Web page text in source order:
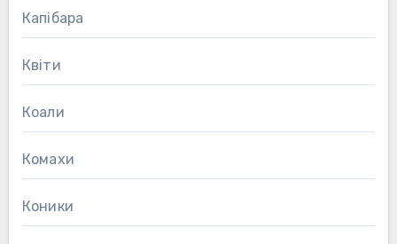
Капібара
Квіти
Коали
Комахи
Коники